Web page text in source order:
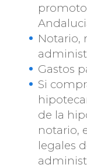
Notario,
Gastos
Si
de la
notario,
legales